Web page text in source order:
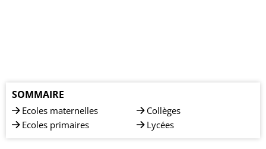
SOMMAIRE
Ecoles maternelles
Ecoles primaires
Collèges
Lycées